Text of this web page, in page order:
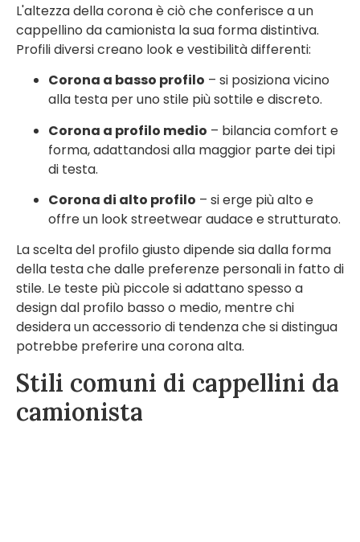
L'altezza della corona è ciò che conferisce a un
cappellino da camionista la sua forma distintiva.
Profili diversi creano look e vestibilità differenti:
Corona a basso profilo – si posiziona vicino
alla testa per uno stile più sottile e discreto.
Corona a profilo medio – bilancia comfort e
forma, adattandosi alla maggior parte dei tipi
di testa.
Corona di alto profilo – si erge più alto e
offre un look streetwear audace e strutturato.
La scelta del profilo giusto dipende sia dalla forma
della testa che dalle preferenze personali in fatto di
stile. Le teste più piccole si adattano spesso a
design dal profilo basso o medio, mentre chi
desidera un accessorio di tendenza che si distingua
potrebbe preferire una corona alta.
Stili comuni di cappellini da
camionista